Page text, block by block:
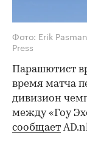
Фото: Erik
Press
Парашютист
время матча
дивизион
между «Гоу
сообщает